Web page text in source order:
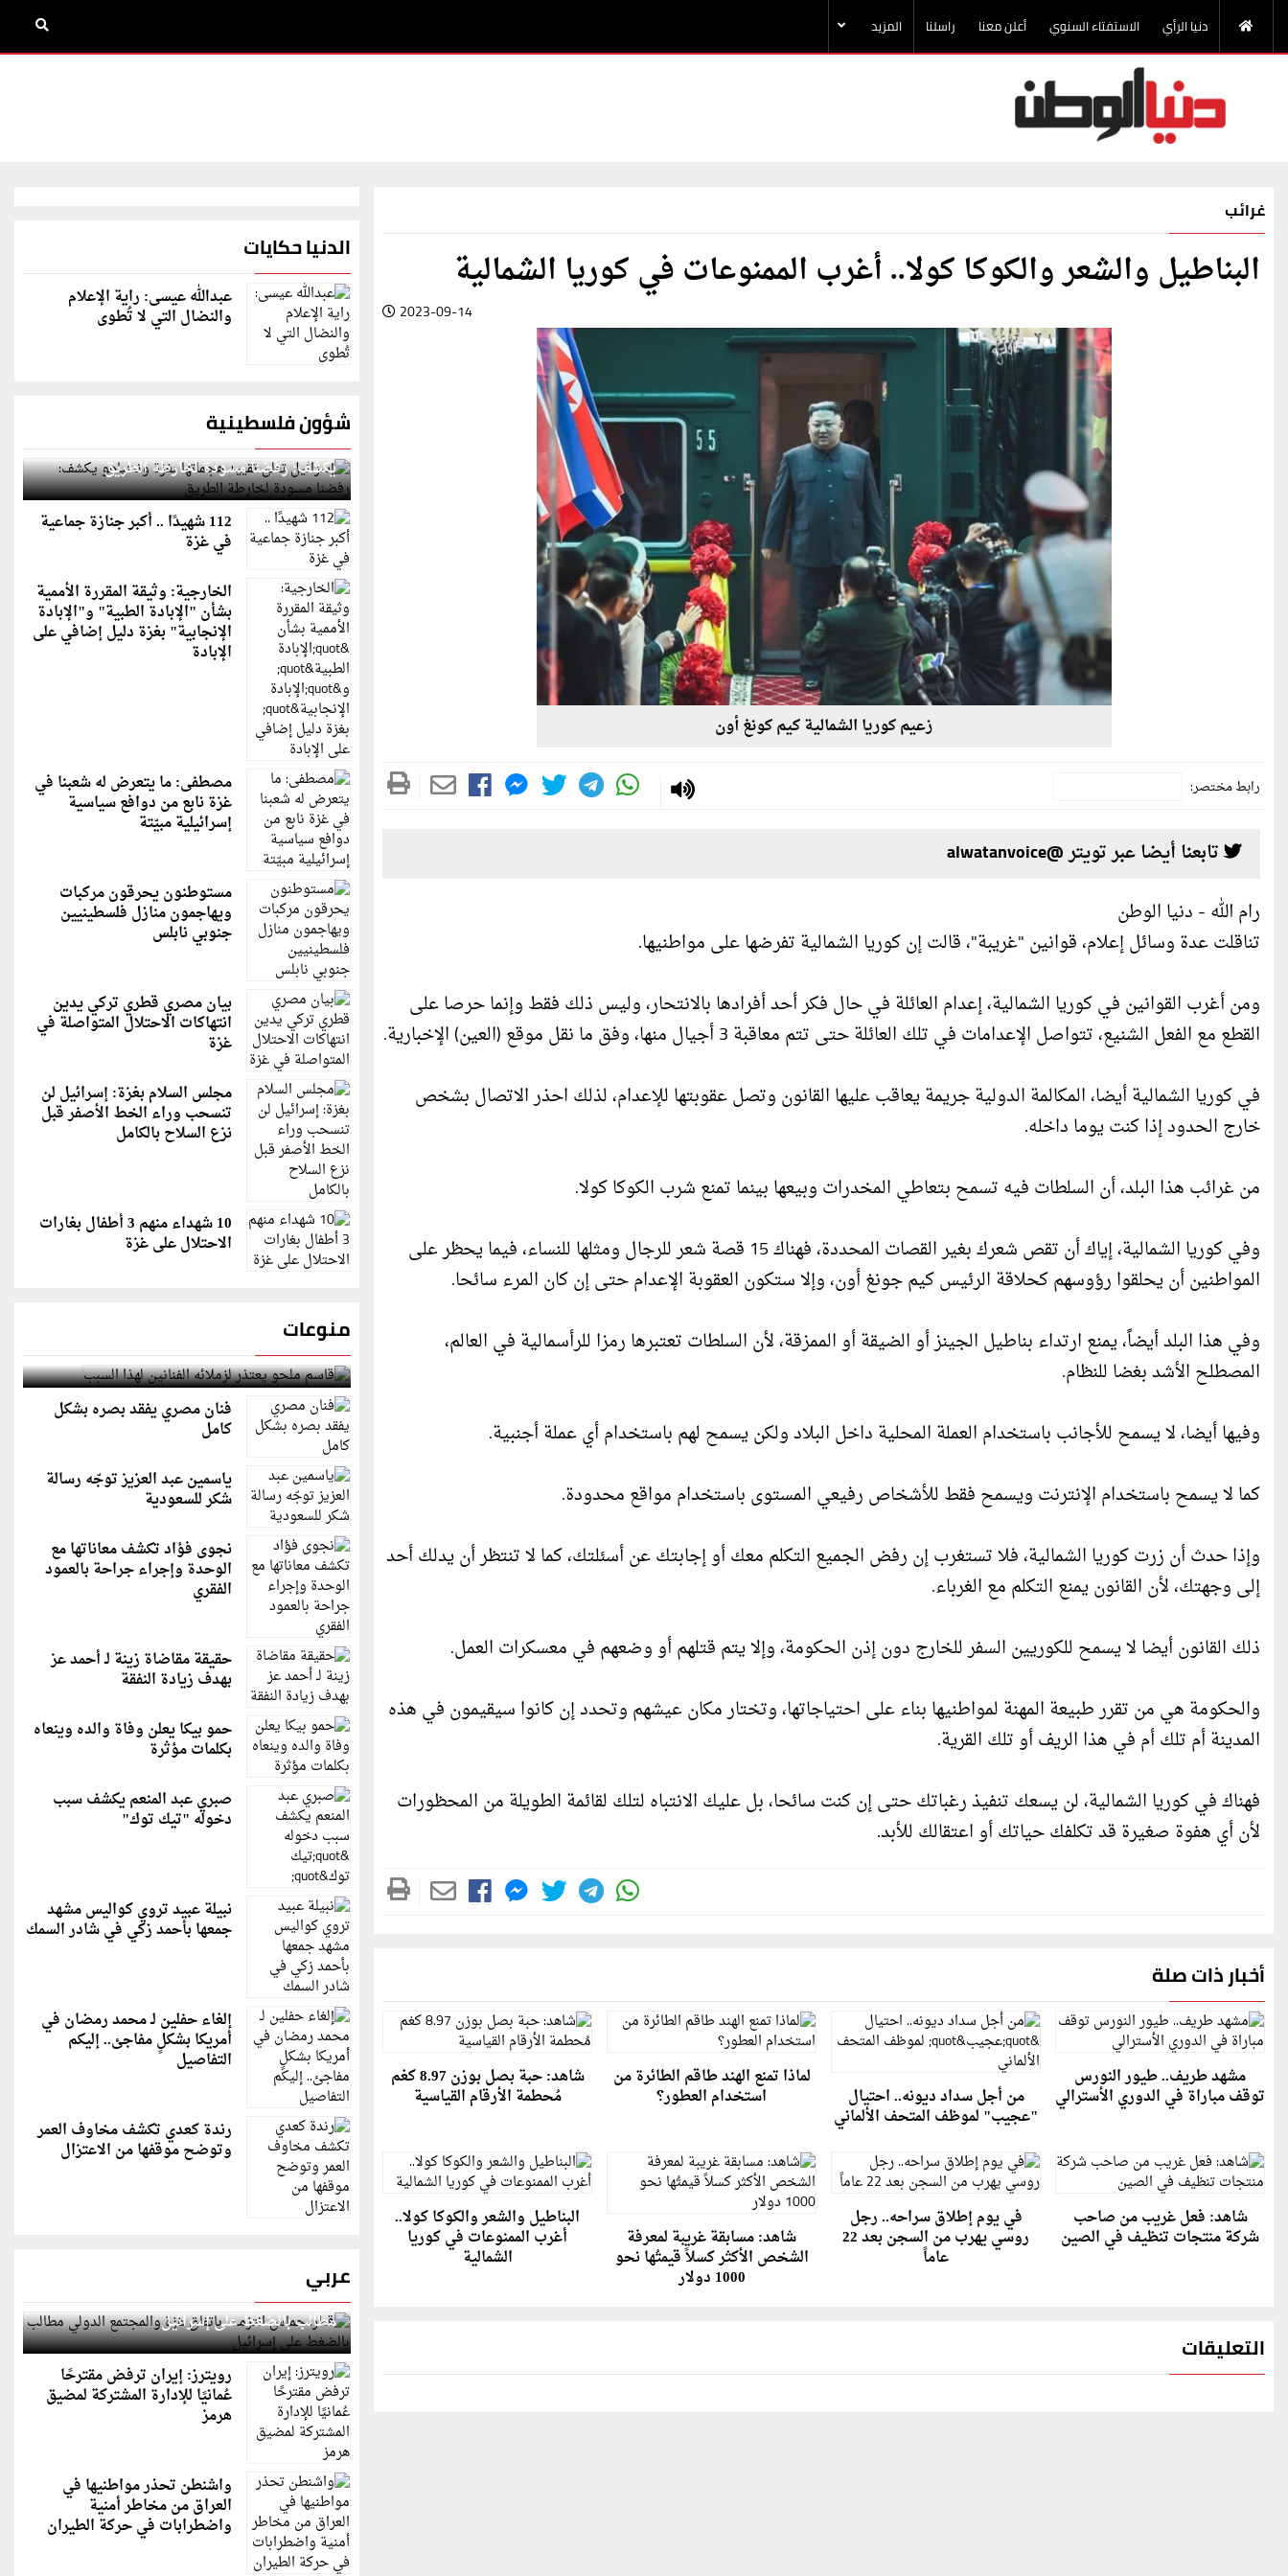
دنيا الرأي الاستفتاء السنوي أعلن معنا راسلنا المزيد
غرائب
البناطيل والشعر والكوكا كولا.. أغرب الممنوعات في كوريا الشمالية
2023-09-14
زعيم كوريا الشمالية كيم كونغ أون
رابط مختصر:
تابعنا أيضا عبر تويتر @alwatanvoice
رام الله - دنيا الوطن
تناقلت عدة وسائل إعلام، قوانين "غريبة"، قالت إن كوريا الشمالية تفرضها على مواطنيها.
ومن أغرب القوانين في كوريا الشمالية، إعدام العائلة في حال فكر أحد أفرادها بالانتحار، وليس ذلك فقط وإنما حرصا على
القطع مع الفعل الشنيع، تتواصل الإعدامات في تلك العائلة حتى تتم معاقبة 3 أجيال منها، وفق ما نقل موقع (العين) الإخبارية.
في كوريا الشمالية أيضا، المكالمة الدولية جريمة يعاقب عليها القانون وتصل عقوبتها للإعدام، لذلك احذر الاتصال بشخص
خارج الحدود إذا كنت يوما داخله.
من غرائب هذا البلد، أن السلطات فيه تسمح بتعاطي المخدرات وبيعها بينما تمنع شرب الكوكا كولا.
وفي كوريا الشمالية، إياك أن تقص شعرك بغير القصات المحددة، فهناك 15 قصة شعر للرجال ومثلها للنساء، فيما يحظر على
المواطنين أن يحلقوا رؤوسهم كحلاقة الرئيس كيم جونغ أون، وإلا ستكون العقوبة الإعدام حتى إن كان المرء سائحا.
وفي هذا البلد أيضاً، يمنع ارتداء بناطيل الجينز أو الضيقة أو الممزقة، لأن السلطات تعتبرها رمزا للرأسمالية في العالم،
المصطلح الأشد بغضا للنظام.
وفيها أيضا، لا يسمح للأجانب باستخدام العملة المحلية داخل البلاد ولكن يسمح لهم باستخدام أي عملة أجنبية.
كما لا يسمح باستخدام الإنترنت ويسمح فقط للأشخاص رفيعي المستوى باستخدام مواقع محدودة.
وإذا حدث أن زرت كوريا الشمالية، فلا تستغرب إن رفض الجميع التكلم معك أو إجابتك عن أسئلتك، كما لا تنتظر أن يدلك أحد
إلى وجهتك، لأن القانون يمنع التكلم مع الغرباء.
ذلك القانون أيضا لا يسمح للكوريين السفر للخارج دون إذن الحكومة، وإلا يتم قتلهم أو وضعهم في معسكرات العمل.
والحكومة هي من تقرر طبيعة المهنة لمواطنيها بناء على احتياجاتها، وتختار مكان عيشهم وتحدد إن كانوا سيقيمون في هذه
المدينة أم تلك أم في هذا الريف أو تلك القرية.
فهناك في كوريا الشمالية، لن يسعك تنفيذ رغباتك حتى إن كنت سائحا، بل عليك الانتباه لتلك لقائمة الطويلة من المحظورات
لأن أي هفوة صغيرة قد تكلفك حياتك أو اعتقالك للأبد.
أخبار ذات صلة
مشهد طريف.. طيور النورس
توقف مباراة في الدوري الأسترالي من أجل سداد ديونه.. احتيال
"عجيب" لموظف المتحف الألماني
لماذا تمنع الهند طاقم الطائرة من
استخدام العطور؟
شاهد: حبة بصل بوزن 8.97 كغم
مُحطمة الأرقام القياسية
شاهد: فعل غريب من صاحب
شركة منتجات تنظيف في الصين
في يوم إطلاق سراحه.. رجل
روسي يهرب من السجن بعد 22
عاماً
شاهد: مسابقة غريبة لمعرفة
الشخص الأكثر كسلاً قيمتُها نحو
1000 دولار
البناطيل والشعر والكوكا كولا..
أغرب الممنوعات في كوريا
الشمالية
التعليقات
الدنيا حكايات
عبدالله عيسى: راية الإعلام
والنضال التي لا تُطوى
شؤون فلسطينية
إسرائيل تعلن تقييد هجماتها بغزة ونتنياهو
يكشف: رفضنا مسودة لخارطة الطريق
112 شهيدًا .. أكبر جنازة جماعية
في غزة
الخارجية: وثيقة المقررة الأممية
بشأن "الإبادة الطبية" و"الإبادة
الإنجابية" بغزة دليل إضافي على
الإبادة
مصطفى: ما يتعرض له شعبنا في
غزة نابع من دوافع سياسية
إسرائيلية مبيّتة
مستوطنون يحرقون مركبات
ويهاجمون منازل فلسطينيين
جنوبي نابلس
بيان مصري قطري تركي يدين
انتهاكات الاحتلال المتواصلة في
غزة
مجلس السلام بغزة: إسرائيل لن
تنسحب وراء الخط الأصفر قبل
نزع السلاح بالكامل
10 شهداء منهم 3 أطفال بغارات
الاحتلال على غزة
منوعات
قاسم ملحو يعتذر لزملائه الفنانين لهذا السبب
فنان مصري يفقد بصره بشكل
كامل
ياسمين عبد العزيز توجّه رسالة
شكر للسعودية
نجوى فؤاد تكشف معاناتها مع
الوحدة وإجراء جراحة بالعمود
الفقري
حقيقة مقاضاة زينة لـ أحمد عز
بهدف زيادة النفقة
حمو بيكا يعلن وفاة والده وينعاه
بكلمات مؤثرة
صبري عبد المنعم يكشف سبب
دخوله "تيك توك"
نبيلة عبيد تروي كواليس مشهد
جمعها بأحمد زكي في شادر السمك
إلغاء حفلين لـ محمد رمضان في
أمريكا بشكلٍ مفاجئ.. إليكم
التفاصيل
رندة كعدي تكشف مخاوف العمر
وتوضح موقفها من الاعتزال
عربي
قطر: حماس التزمت باتفاق غزة والمجتمع الدولي
مطالب بالضغط على إسرائيل
رويترز: إيران ترفض مقترحًا
عُمانيًا للإدارة المشتركة لمضيق
هرمز
واشنطن تحذر مواطنيها في
العراق من مخاطر أمنية
واضطرابات في حركة الطيران